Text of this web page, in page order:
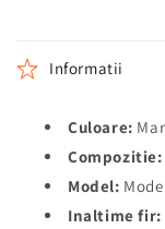
Informatii
Culoare:
Compozitie:
Model:
Inaltime fir: